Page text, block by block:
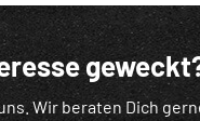
Wir beraten Dich